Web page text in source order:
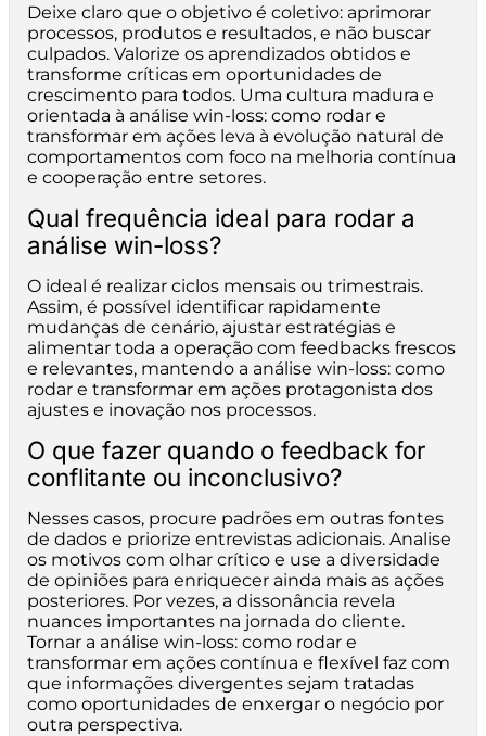
Deixe claro que o objetivo é coletivo: aprimorar
processos, produtos e resultados, e não buscar
culpados. Valorize os aprendizados obtidos e
transforme críticas em oportunidades de
crescimento para todos. Uma cultura madura e
orientada à análise win-loss: como rodar e
transformar em ações leva à evolução natural de
comportamentos com foco na melhoria contínua
e cooperação entre setores.
Qual frequência ideal para rodar a
análise win-loss?
O ideal é realizar ciclos mensais ou trimestrais.
Assim, é possível identificar rapidamente
mudanças de cenário, ajustar estratégias e
alimentar toda a operação com feedbacks frescos
e relevantes, mantendo a análise win-loss: como
rodar e transformar em ações protagonista dos
ajustes e inovação nos processos.
O que fazer quando o feedback for
conflitante ou inconclusivo?
Nesses casos, procure padrões em outras fontes
de dados e priorize entrevistas adicionais. Analise
os motivos com olhar crítico e use a diversidade
de opiniões para enriquecer ainda mais as ações
posteriores. Por vezes, a dissonância revela
nuances importantes na jornada do cliente.
Tornar a análise win-loss: como rodar e
transformar em ações contínua e flexível faz com
que informações divergentes sejam tratadas
como oportunidades de enxergar o negócio por
outra perspectiva.